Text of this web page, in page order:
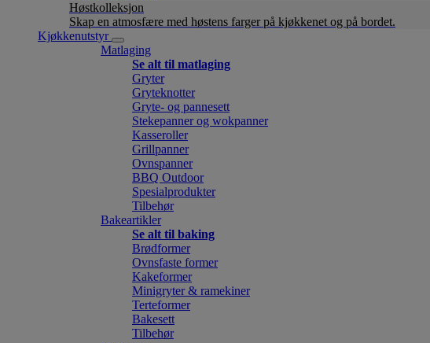
Høstkolleksjon
Skap en atmosfære med høstens farger på kjøkkenet og på bordet.
Kjøkkenutstyr
Matlaging
Se alt til matlaging
Gryter
Gryteknotter
Gryte- og pannesett
Stekepanner og wokpanner
Kasseroller
Grillpanner
Ovnspanner
BBQ Outdoor
Spesialprodukter
Tilbehør
Bakeartikler
Se alt til baking
Brødformer
Ovnsfaste former
Kakeformer
Minigryter & ramekiner
Terteformer
Bakesett
Tilbehør